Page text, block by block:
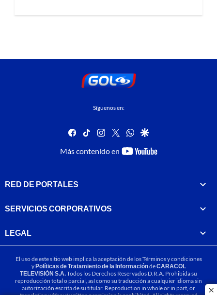
Síguenos en:
facebook
tiktok instagram
twitterwhatsapp
google
Más contenido en
youtube-
RED DE PORTALES
SERVICIOS CORPORATIVOS
LEGAL
El uso de este sitio web implica la aceptación de losTérminos y condiciones
yPolíticas de Tratamiento de la InformacióndeCARACOL
TELEVISIÓN S.A.Todos los Derechos Reservados D.R.A. Prohibida su
reproducción total o parcial, así como su traducción a cualquier idioma sin
autorización escrita de su titular. Reproduction in whole or in part, or